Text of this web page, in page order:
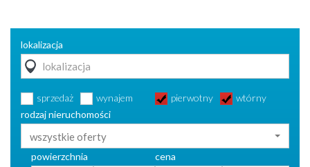
lokalizacja
sprzedaż wynajem pierwotny
wtórny
rodzaj nieruchomości
wszystkie oferty
powierzchnia cena